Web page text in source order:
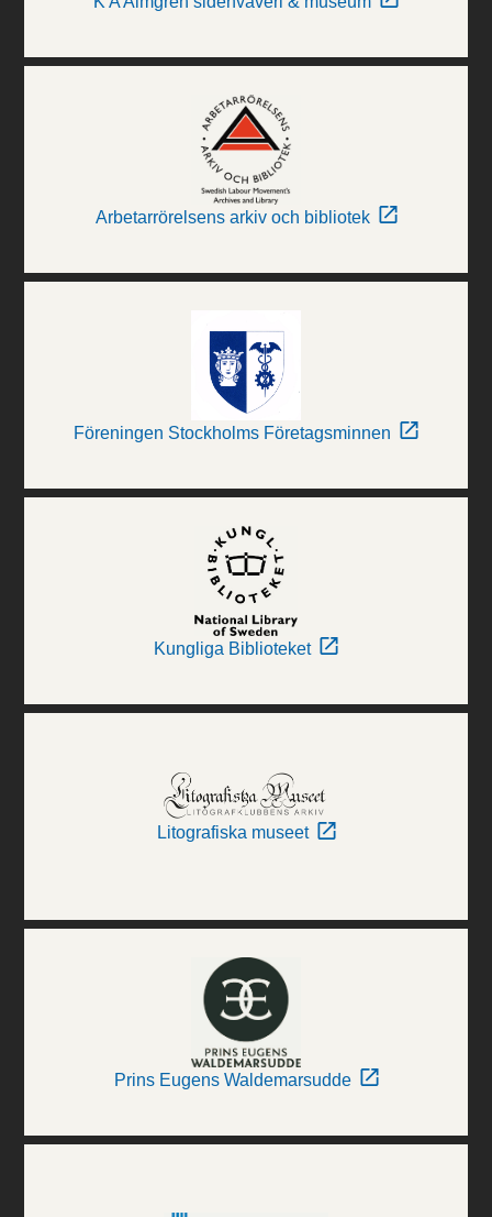
Arbetarrörelsens arkiv och bibliotek
Föreningen Stockholms Företagsminnen
Kungliga Biblioteket
Litografiska museet
Prins Eugens Waldemarsudde